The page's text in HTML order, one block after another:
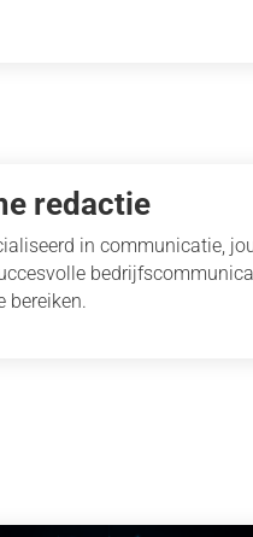
redactie
in communicatie,
bereiken.